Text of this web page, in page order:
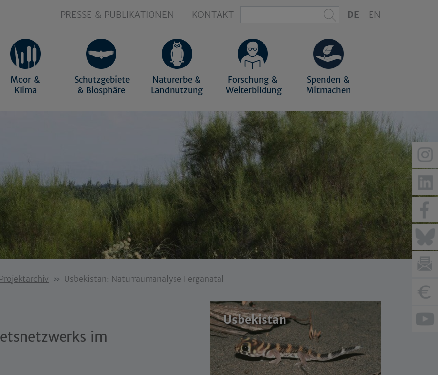
PRESSE & PUBLIKATIONEN KONTAKT DE EN
Moor &
Klima
Schutzgebiete
& Biosphäre
Naturerbe &
Landnutzung
Forschung &
Weiterbildung
Spenden &
Mitmachen
Projektarchiv Usbekistan: Naturraumanalyse Ferganatal
im
Usbekistan